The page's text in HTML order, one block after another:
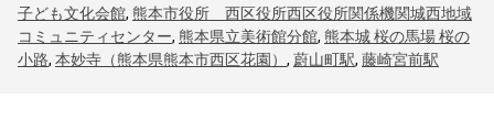
子ども文化会館, 熊本市役所 西区役所西区役所関係機関城西地域
コミュニティセンター, 熊本県立美術館分館, 熊本城 桜の馬場 桜の
小路, 本妙寺（熊本県熊本市西区花園） , 蔚山町駅, 藤崎宮前駅